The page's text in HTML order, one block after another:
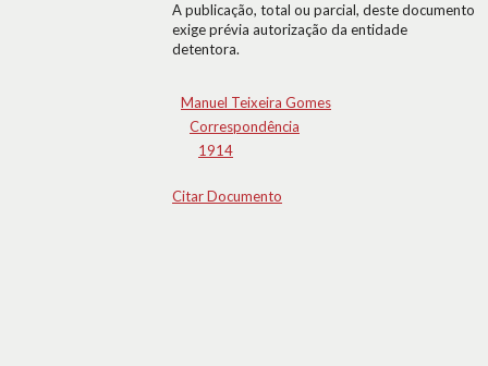
A publicação, total ou parcial, deste documento
exige prévia autorização da entidade
detentora.
Manuel Teixeira Gomes
Correspondência
1914
Citar Documento